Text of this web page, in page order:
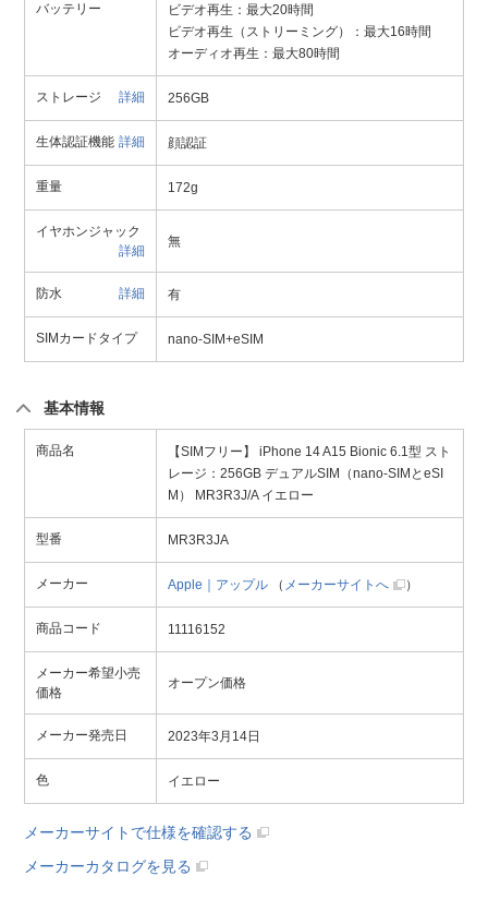
バッテリー
ビデオ再生：最大20時間
ビデオ再生（ストリーミング）：最大16時間
オーディオ再生：最大80時間
ストレージ 詳細 256GB
生体認証機能 詳細 顔認証
重量 172g
イヤホンジャック
詳細
無
防水 詳細 有
SIMカードタイプ nano-SIM+eSIM
基本情報
商品名
【SIMフリー】 iPhone 14 A15 Bionic 6.1型 スト
レージ：256GB デュアルSIM（nano-SIMとeSI
M） MR3R3J/A イエロー
型番 MR3R3JA
メーカー Apple｜アップル （ メーカーサイトへ ）
商品コード 11116152
メーカー希望小売
価格
オープン価格
メーカー発売日 2023年3月14日
色 イエロー
メーカーサイトで仕様を確認する
メーカーカタログを見る